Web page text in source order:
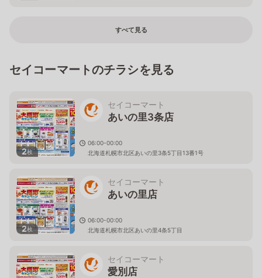
すべて見る
セイコーマートのチラシを見る
2枚
セイコーマート
あいの里3条店
06:00-00:00
北海道札幌市北区あいの里3条5丁目13番1号
2枚
セイコーマート
あいの里店
06:00-00:00
北海道札幌市北区あいの里4条5丁目
セイコーマート
愛別店